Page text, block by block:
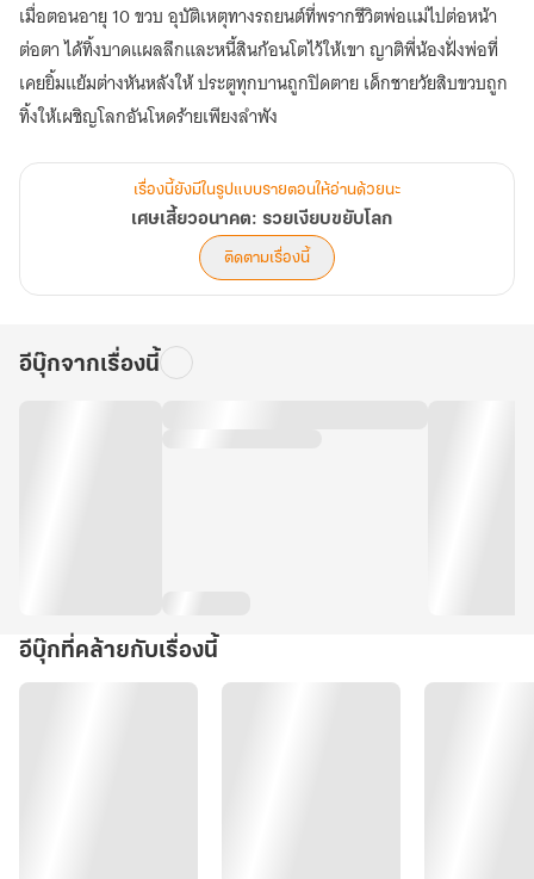
เมื่อตอนอายุ 10 ขวบ อุบัติเหตุทางรถยนต์ที่พรากชีวิตพ่อแม่ไปต่อหน้า
ต่อตา ได้ทิ้งบาดแผลลึกและหนี้สินก้อนโตไว้ให้เขา ญาติพี่น้องฝั่งพ่อที่
เคยยิ้มแย้มต่างหันหลังให้ ประตูทุกบานถูกปิดตาย เด็กชายวัยสิบขวบถูก
เรื่องนี้ยังมีในรูปแบบรายตอนให้อ่านด้วยนะ
เศษเสี้ยวอนาคต: รวยเงียบขยับโลก
ติดตามเรื่องนี้
อีบุ๊กจากเรื่องนี้
อีบุ๊กที่คล้ายกับเรื่องนี้